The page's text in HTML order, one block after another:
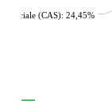
Sociale (CAS): 24,45%